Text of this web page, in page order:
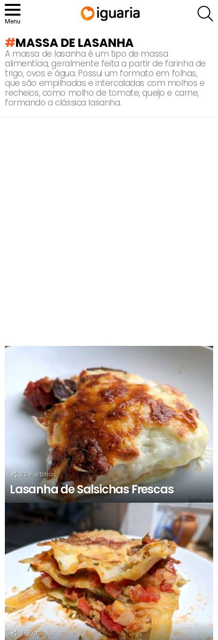
Menu
MASSA DE LASANHA
A massa de lasanha é um tipo de massa
alimentícia, geralmente feita a partir de farinha de
trigo, ovos e água. Possui um formato em folhas,
que são empilhadas e intercaladas com molhos e
recheios, como molho de tomate, queijo e carne,
formando a clássica lasanha.
32 Partilhas
Lasanha de Salsichas Frescas
41 Partilhas